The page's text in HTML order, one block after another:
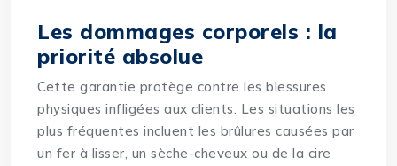
Les dommages corporels : la
priorité absolue
Cette garantie protège contre les blessures
physiques infligées aux clients. Les situations les
plus fréquentes incluent les brûlures causées par
un fer à lisser, un sèche-cheveux ou de la cire